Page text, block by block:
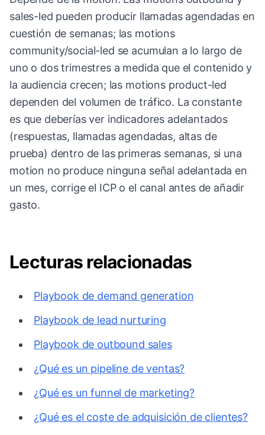
sales-led pueden producir llamadas agendadas en
cuestión de semanas; las motions
community/social-led se acumulan a lo largo de
uno o dos trimestres a medida que el contenido y
la audiencia crecen; las motions product-led
dependen del volumen de tráfico. La constante
es que deberías ver indicadores adelantados
(respuestas, llamadas agendadas, altas de
prueba) dentro de las primeras semanas, si una
motion no produce ninguna señal adelantada en
un mes, corrige el ICP o el canal antes de añadir
gasto.
Lecturas relacionadas
Playbook de demand generation
Playbook de lead nurturing
Playbook de outbound sales
¿Qué es un pipeline de ventas?
¿Qué es un funnel de marketing?
¿Qué es el coste de adquisición de clientes?